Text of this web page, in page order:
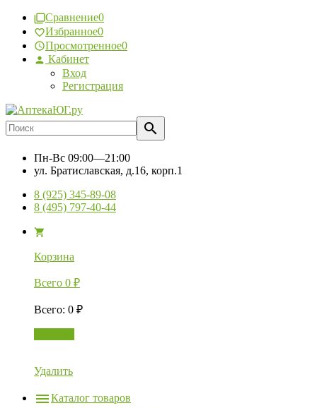
Сравнение0
Избранное0
Просмотренное0
Кабинет
Вход
Регистрация
Пн-Вс 09:00—21:00
ул. Братиславская, д.16, корп.1
8 (925) 345-89-08
8 (495) 797-40-44
Корзина
Всего 0 ₽
Всего: 0 ₽
Удалить
Каталог товаров